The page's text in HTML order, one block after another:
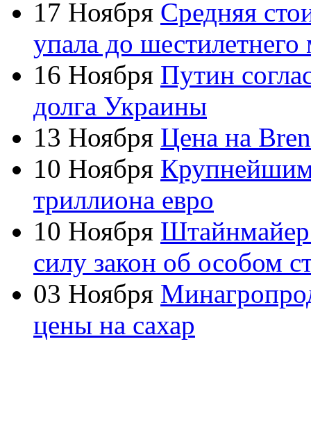
17 Ноября Средняя
упала до
16 Ноября ​Путин
долга Украины
13 Ноября Цена на
10 Ноября Крупнейшим
триллиона евро
10 Ноября Штайнмайер
силу закон об особом
03 Ноября
цены на сахар